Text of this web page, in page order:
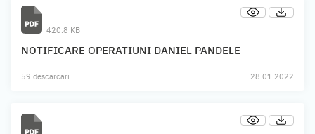
420.8 KB
NOTIFICARE OPERATIUNI DANIEL PANDELE
59 descarcari 28.01.2022